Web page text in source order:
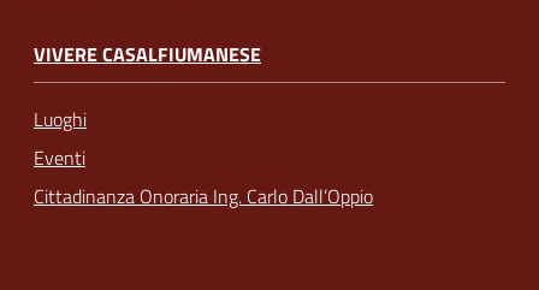
VIVERE CASALFIUMANESE
Luoghi
Eventi
Cittadinanza Onoraria Ing. Carlo Dall’Oppio